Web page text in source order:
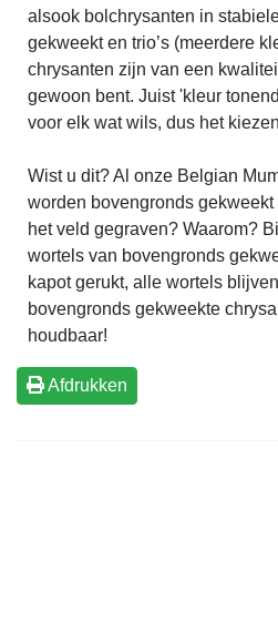
alsook bolchrysanten in
gekweekt en trio’s (meerdere
chrysanten zijn van een
gewoon bent. Juist 'kleur
voor elk wat wils, dus het
Wist u dit? Al onze Belgian
worden bovengronds
het veld gegraven? Waarom?
wortels van bovengronds
kapot gerukt, alle wortels
bovengronds gekweekte
houdbaar!
Afdrukken